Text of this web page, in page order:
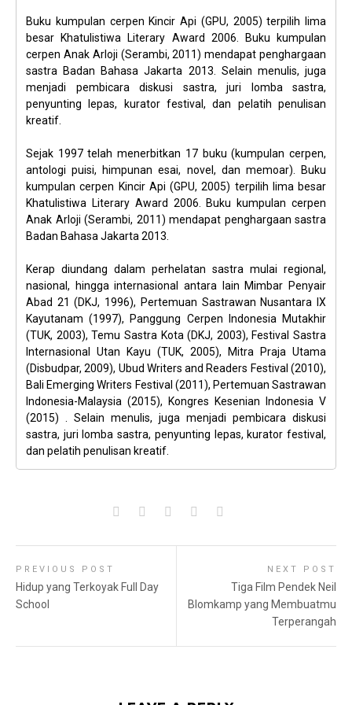
Buku kumpulan cerpen Kincir Api (GPU, 2005) terpilih lima
besar Khatulistiwa Literary Award 2006. Buku kumpulan
cerpen Anak Arloji (Serambi, 2011) mendapat penghargaan
sastra Badan Bahasa Jakarta 2013. Selain menulis, juga
menjadi pembicara diskusi sastra, juri lomba sastra,
penyunting lepas, kurator festival, dan pelatih penulisan
kreatif.
Sejak 1997 telah menerbitkan 17 buku (kumpulan cerpen,
antologi puisi, himpunan esai, novel, dan memoar). Buku
kumpulan cerpen Kincir Api (GPU, 2005) terpilih lima besar
Khatulistiwa Literary Award 2006. Buku kumpulan cerpen
Anak Arloji (Serambi, 2011) mendapat penghargaan sastra
Badan Bahasa Jakarta 2013.
Kerap diundang dalam perhelatan sastra mulai regional,
nasional, hingga internasional antara lain Mimbar Penyair
Abad 21 (DKJ, 1996), Pertemuan Sastrawan Nusantara IX
Kayutanam (1997), Panggung Cerpen Indonesia Mutakhir
(TUK, 2003), Temu Sastra Kota (DKJ, 2003), Festival Sastra
Internasional Utan Kayu (TUK, 2005), Mitra Praja Utama
(Disbudpar, 2009), Ubud Writers and Readers Festival (2010),
Bali Emerging Writers Festival (2011), Pertemuan Sastrawan
Indonesia-Malaysia (2015), Kongres Kesenian Indonesia V
(2015) . Selain menulis, juga menjadi pembicara diskusi
sastra, juri lomba sastra, penyunting lepas, kurator festival,
dan pelatih penulisan kreatif.
PREVIOUS POST
Hidup yang Terkoyak Full Day
School
NEXT POST
Tiga Film Pendek Neil
Blomkamp yang Membuatmu
Terperangah